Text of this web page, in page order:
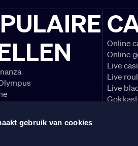
gebruik van cookies
Online
Online
Live
Live
Live